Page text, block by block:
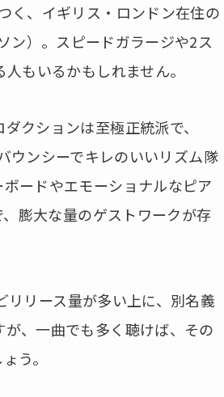
く、イギリス・ロンドン在住の
ン）。スピードガラージや2ス
もいるかもしれません。
クションは至極正統派で、
ウンシーでキレのいいリズム隊
ードやエモーショナルなピア
膨大な量のゲストワークが存
リース量が多い上に、別名義
、一曲でも多く聴けば、その
う。